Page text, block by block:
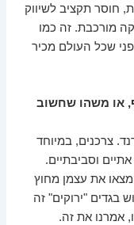
חוסר תקציב לשיווק
מורכבת. זה כמו
שכל העולם מכיר
או משהו שחשוב
צרכנים, במיוחד
וסביבתיים.
את עצמן מחוץ
בגדים "ירוקים" זה
אמרנו את זה.